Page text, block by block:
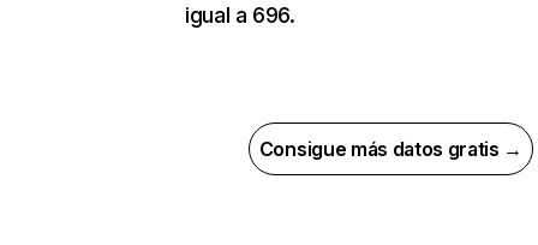
igual a 696.
Consigue más datos gratis →